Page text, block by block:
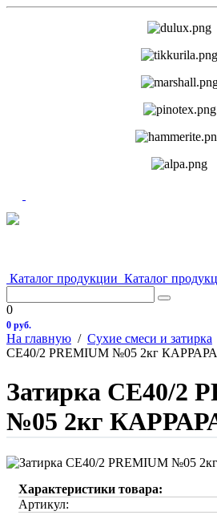
Каталог продукции Каталог
0
0 руб.
На главную / Сухие смеси и затирка
СЕ40/2 PREMIUM №05 2кг КАРРАРА
Затирка СЕ40/2
№05 2кг
Характеристики товара:
Артикул: